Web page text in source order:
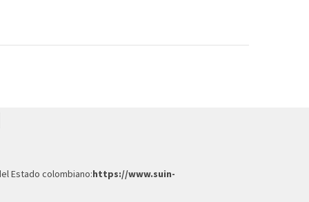
Estado colombiano:https://www.suin-